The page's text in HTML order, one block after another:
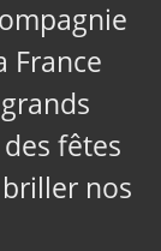
France
fêtes
nos